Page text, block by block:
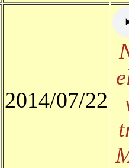
2014/07/22